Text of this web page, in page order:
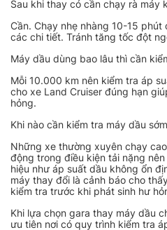
Sau khi thay có cần chạy rà máy
Cần. Chạy nhẹ nhàng 10-15
các chi tiết. Tránh tăng tốc đột
Máy dầu dùng bao lâu thì cần
Mỗi 10.000 km nên kiểm tra áp
cho xe Land Cruiser đúng hạn
hỏng.
Khi nào cần kiểm tra máy dầu
Những xe thường xuyên chạy
động trong điều kiện tải nặng
hiệu như áp suất dầu không ổn
máy thay đổi là cảnh báo cho
kiểm tra trước khi phát sinh hư
Khi lựa chọn gara thay máy dầu
ưu tiên nơi có quy trình kiểm tra